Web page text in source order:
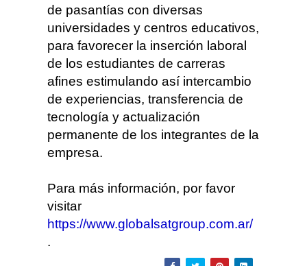
de pasantías con diversas
universidades y centros educativos,
para favorecer la inserción laboral
de los estudiantes de carreras
afines estimulando así intercambio
de experiencias, transferencia de
tecnología y actualización
permanente de los integrantes de la
empresa.
Para más información, por favor
visitar
https://www.globalsatgroup.com.ar/
.